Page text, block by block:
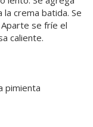
crema batida. Se
se fríe el
caliente.
pimienta